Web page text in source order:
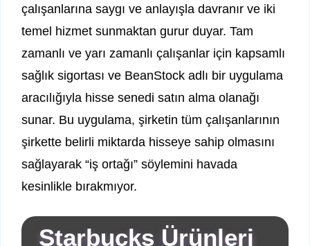
çalışanlarına saygı ve anlayışla davranır ve iki
temel hizmet sunmaktan gurur duyar. Tam
zamanlı ve yarı zamanlı çalışanlar için kapsamlı
sağlık sigortası ve BeanStock adlı bir uygulama
aracılığıyla hisse senedi satın alma olanağı
sunar. Bu uygulama, şirketin tüm çalışanlarının
şirkette belirli miktarda hisseye sahip olmasını
sağlayarak “iş ortağı” söylemini havada
kesinlikle bırakmıyor.
Starbucks Ürünleri